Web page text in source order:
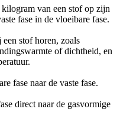
van een stof op zijn
fase in de vloeibare fase.
stof horen, zoals
of dichtheid, en
fase naar de vaste fase.
direct naar de gasvormige